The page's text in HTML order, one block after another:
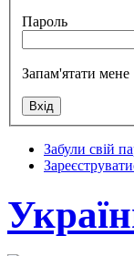
Пароль
Запам'ятати мене
Забули свій